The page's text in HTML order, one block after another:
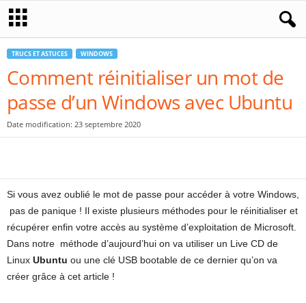
TRUCS ET ASTUCES WINDOWS
Comment réinitialiser un mot de
passe d’un Windows avec Ubuntu
Date modification: 23 septembre 2020
Si vous avez oublié le mot de passe pour accéder à votre Windows,
pas de panique ! Il existe plusieurs méthodes pour le réinitialiser et
récupérer enfin votre accès au système d’exploitation de Microsoft.
Dans notre méthode d’aujourd’hui on va utiliser un Live CD de
Linux Ubuntu ou une clé USB bootable de ce dernier qu’on va
créer grâce à cet article !